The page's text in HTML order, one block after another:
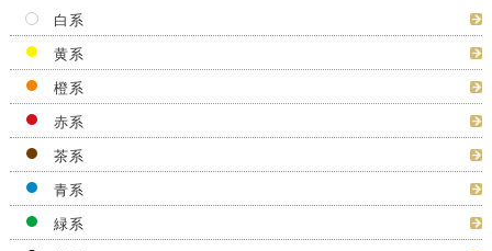
白系
黄系
橙系
赤系
茶系
青系
緑系